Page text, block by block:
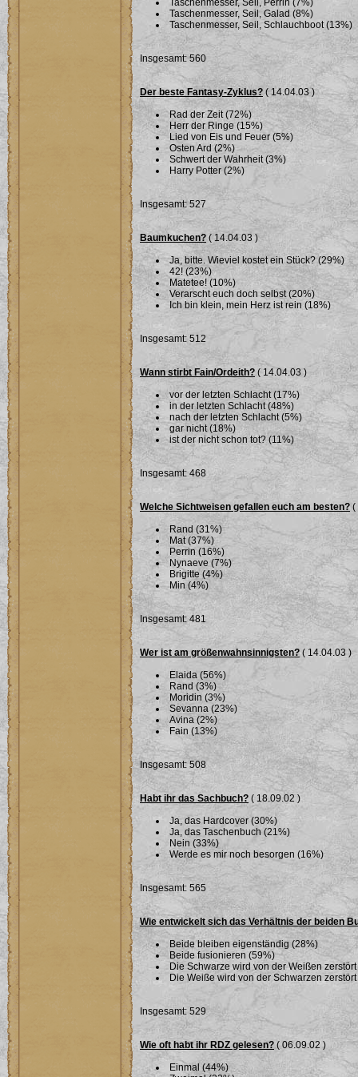
Taschenmesser, Seil, Perrin (7%)
Taschenmesser, Seil, Galad (8%)
Taschenmesser, Seil, Schlauchboot (13%)
Insgesamt: 560
Der beste Fantasy-Zyklus? ( 14.04.03 )
Rad der Zeit (72%)
Herr der Ringe (15%)
Lied von Eis und Feuer (5%)
Osten Ard (2%)
Schwert der Wahrheit (3%)
Harry Potter (2%)
Insgesamt: 527
Baumkuchen? ( 14.04.03 )
Ja, bitte. Wieviel kostet ein Stück? (29%)
42! (23%)
Matetee! (10%)
Verarscht euch doch selbst (20%)
Ich bin klein, mein Herz ist rein (18%)
Insgesamt: 512
Wann stirbt Fain/Ordeith? ( 14.04.03 )
vor der letzten Schlacht (17%)
in der letzten Schlacht (48%)
nach der letzten Schlacht (5%)
gar nicht (18%)
ist der nicht schon tot? (11%)
Insgesamt: 468
Welche Sichtweisen gefallen euch am besten? (
Rand (31%)
Mat (37%)
Perrin (16%)
Nynaeve (7%)
Brigitte (4%)
Min (4%)
Insgesamt: 481
Wer ist am größenwahnsinnigsten?( 14.04.03 )
Elaida (56%)
Rand (3%)
Moridin (3%)
Sevanna (23%)
Avina (2%)
Fain (13%)
Insgesamt: 508
Habt ihr das Sachbuch? ( 18.09.02 )
Ja, das Hardcover (30%)
Ja, das Taschenbuch (21%)
Nein (33%)
Werde es mir noch besorgen (16%)
Insgesamt: 565
Wie entwickelt sich das Verhältnis der beiden
Beide bleiben eigenständig (28%)
Beide fusionieren (59%)
Die Schwarze wird von der Weißen
Die Weiße wird von der Schwarzen
Insgesamt: 529
Wie oft habt ihr RDZ gelesen?( 06.09.02 )
Einmal (44%)